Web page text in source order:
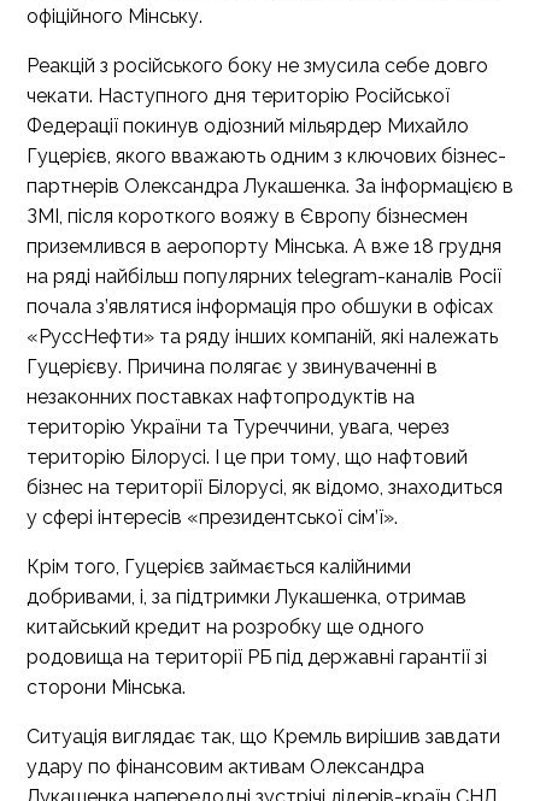
офіційного Мінську.
Реакцій з російського боку не змусила себе довго
чекати. Наступного дня територію Російської
Федерації покинув одіозний мільярдер Михайло
Гуцерієв, якого вважають одним з ключових бізнес-
партнерів Олександра Лукашенка. За інформацією в
ЗМІ, після короткого вояжу в Європу бізнесмен
приземлився в аеропорту Мінська. А вже 18 грудня
на ряді найбільш популярних telegram-каналів Росії
почала з’являтися інформація про обшуки в офісах
«РуссНефти» та ряду інших компаній, які належать
Гуцерієву. Причина полягає у звинуваченні в
незаконних поставках нафтопродуктів на
територію України та Туреччини, увага, через
територію Білорусі. І це при тому, що нафтовий
бізнес на території Білорусі, як відомо, знаходиться
у сфері інтересів «президентської сім’ї».
Крім того, Гуцерієв займається калійними
добривами, і, за підтримки Лукашенка, отримав
китайський кредит на розробку ще одного
родовища на території РБ під державні гарантії зі
сторони Мінська.
Ситуація виглядає так, що Кремль вирішив завдати
удару по фінансовим активам Олександра